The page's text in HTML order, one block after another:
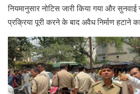
नियमानुसार नोटिस जारी किया गया और सुनवाई
प्रक्रिया पूरी करने के बाद अवैध निर्माण हटाने